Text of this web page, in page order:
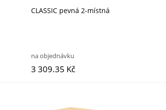
CLASSIC pevná 2-místná
na objednávku
3 309.35 Kč